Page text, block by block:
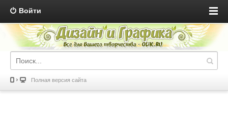
Войти
Полная версия сайта